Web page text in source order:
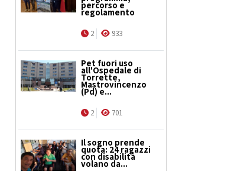
percorso e
regolamento
2 933
Pet fuori uso
all'Ospedale di
Torrette,
Mastrovincenzo
(Pd) e...
2 701
Il sogno prende
quota: 24 ragazzi
con disabilità
volano da...